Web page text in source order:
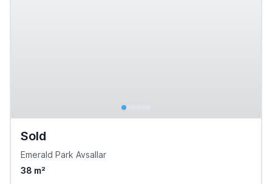
Sold
Emerald Park Avsallar
38 m²